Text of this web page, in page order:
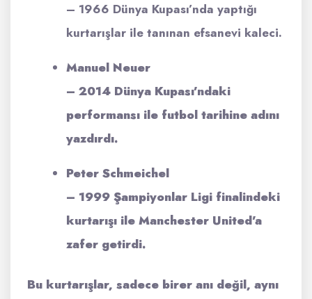
– 1966 Dünya Kupası’nda yaptığı
kurtarışlar ile tanınan efsanevi kaleci.
Manuel Neuer
– 2014 Dünya Kupası’ndaki
performansı ile futbol tarihine adını
yazdırdı.
Peter Schmeichel
– 1999 Şampiyonlar Ligi finalindeki
kurtarışı ile Manchester United’a
zafer getirdi.
Bu kurtarışlar, sadece birer anı değil, aynı